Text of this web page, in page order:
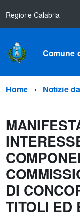
Regione Calabria
Comune
Home Notizie
DI
TITOLI ED